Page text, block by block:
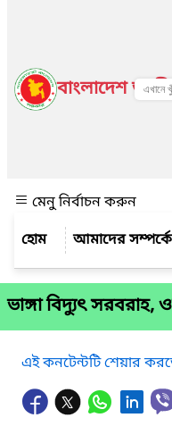
বাংলাদেশ
মেনু নির্বাচন করুন
আমাদের সম্পর্কে
ভাঙ্গা বিদ্যুৎ
এই কনটেন্টটি শেয়ার